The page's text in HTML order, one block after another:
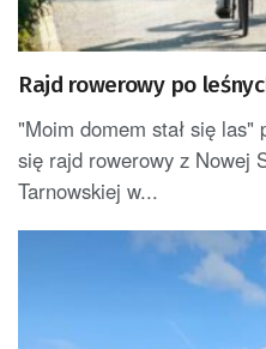
Rajd rowerowy po
"Moim domem stał się las"
się rajd rowerowy z Nowej
Tarnowskiej w...